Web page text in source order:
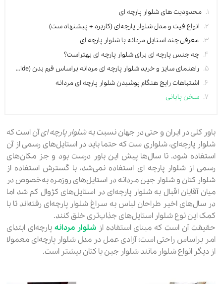
محدودیت های شلوار پارچه ای
انواع فیت و مدل شلوار پارچه‌ای (کاربرد + پیشنهاد ست)
معرفی چند استایل مردانه با شلوار پارچه ای
چه جنس پارچه ای برای شلوار پارچه ای بهتراست؟
راهنمای سایز و خرید شلوار پارچه ای مردانه براساس فرم بدن (Fit Guide)
اشتباهات رایج هنگام پوشیدن شلوار پارچه ای مردانه
سخن پایانی
باور کلی در ایران و حتی در جهان نسبت بهشلوار پارچه ایآن است که
شلوار پارچه‌ای، شلواری ست که حتما باید در استایل‌های رسمی از آن
استفاده شود. تا سال‌ها پیش این باور درست بود و جز مکان‌های
رسمی از شلوار پارچه ای استفاده نمی‌شد، با گسترش استفاده از
شلوار کتان و شلوار جین مردانه در استایل‌های روزمره به‌خصوص در
میان آقایان اقبال به شلوار پارچه‌ای در استایل‌های کژوال کم شد اما
در سال‌های اخیر طراحان لباس به سراغ شلوار پارچه‌ای رفته‌اند تا با
کمک این نوع شلوار استایل‌های جذاب‌تری خلق کنند.
حقیقت آن است که مبنای استفاده ازشلوار مردانهپارچه‌ای ابتدای
امر براساس راحتی است؛ آزادی عمل در مدل شلوار پارچه‌ای معمولا
از دیگر انواع شلوار مانند شلوار جین یا کتان بیشتر است.